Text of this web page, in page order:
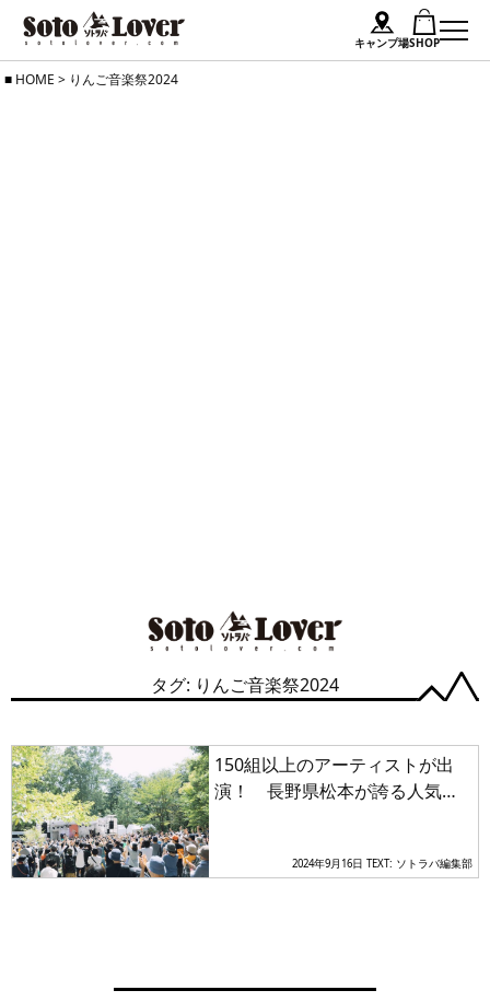
キャンプ場SHOP
SkipHOME > りんご音楽祭2024
タグ: りんご音楽祭2024
150組以上のアーティストが出
演！ 長野県松本が誇る人気の
2024年9月16日 TEXT: ソトラバ編集部